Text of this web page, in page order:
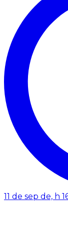
11 de sep de, h